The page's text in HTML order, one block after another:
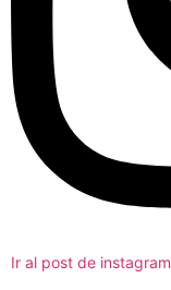
Ir al post de instagram